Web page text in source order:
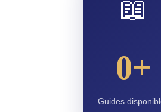
📖
0+
Guides